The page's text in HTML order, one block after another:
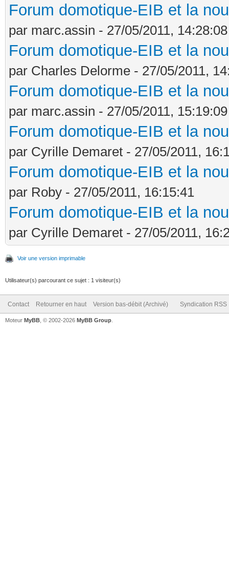
Forum domotique-EIB et la
par marc.assin - 27/05/2011, 14:28:08
Forum domotique-EIB et la
par Charles Delorme - 27/05/2011,
Forum domotique-EIB et la
par marc.assin - 27/05/2011, 15:19:09
Forum domotique-EIB et la
par Cyrille Demaret - 27/05/2011,
Forum domotique-EIB et la
par Roby - 27/05/2011, 16:15:41
Forum domotique-EIB et la
par Cyrille Demaret - 27/05/2011,
Voir une version imprimable
Utilisateur(s) parcourant ce sujet : 1 visiteur(s)
Contact Retourner en haut Version bas-débit (Archivé) Syndication RSS
Moteur MyBB , © 2002-2026 MyBB Group